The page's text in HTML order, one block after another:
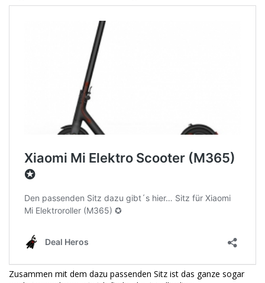
Zusammen mit dem dazu passenden Sitz ist das ganze sogar